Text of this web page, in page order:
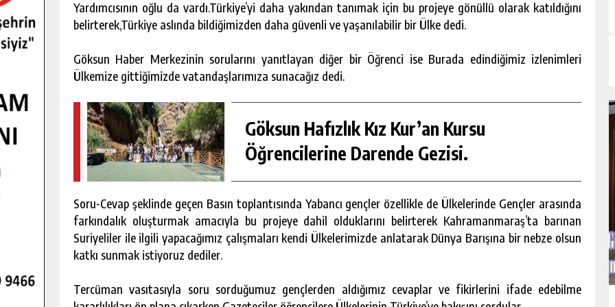
Yardımcısının oğlu da vardı.Türkiye’yi daha yakından tanımak için bu projeye gönüllü olarak katıldığını
belirterek,Türkiye aslında bildiğimizden daha güvenli ve yaşanılabilir bir Ülke dedi.
Göksun Haber Merkezinin sorularını yanıtlayan diğer bir Öğrenci ise Burada edindiğimiz izlenimleri
Ülkemize gittiğimizde vatandaşlarımıza sunacağız dedi.
Göksun Hafızlık Kız Kur’an Kursu
Öğrencilerine Darende Gezisi.
Soru-Cevap şeklinde geçen Basın toplantısında Yabancı gençler özellikle de Ülkelerinde Gençler arasında
farkındalık oluşturmak amacıyla bu projeye dahil olduklarını belirterek Kahramanmaraş’ta barınan
Suriyeliler ile ilgili yapacağımız çalışmaları kendi Ülkelerimizde anlatarak Dünya Barışına bir nebze olsun
katkı sunmak istiyoruz dediler.
Tercüman vasıtasıyla soru sorduğumuz gençlerden aldığımız cevaplar ve fikirlerini ifade edebilme